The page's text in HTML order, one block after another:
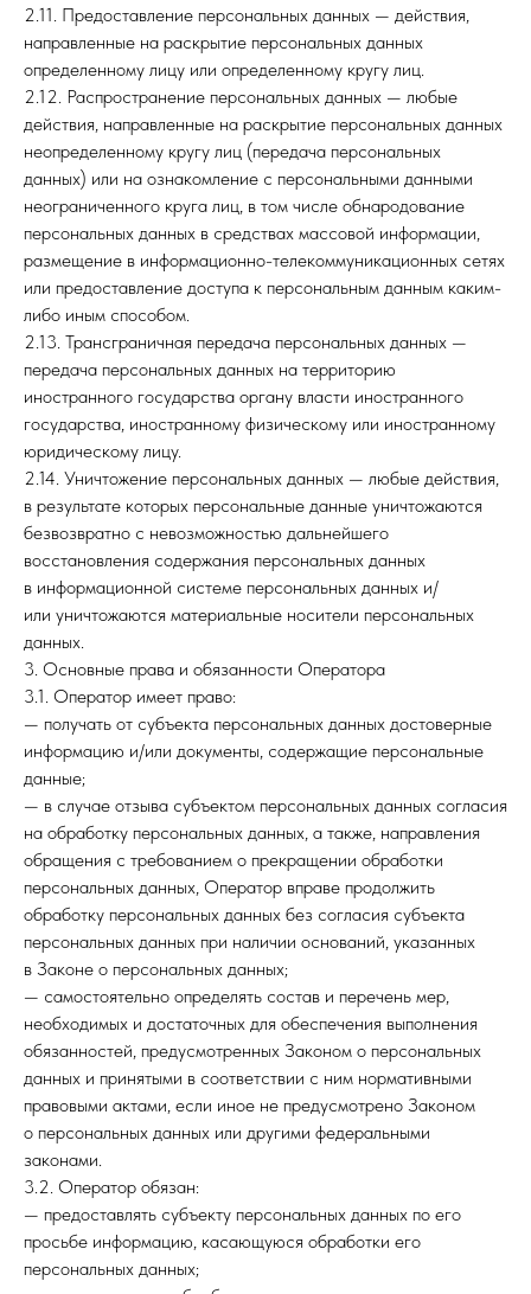
2.11. Предоставление персональных данных — действия,
направленные на раскрытие персональных данных
определенному лицу или определенному кругу лиц.
2.12. Распространение персональных данных — любые
действия, направленные на раскрытие персональных данных
неопределенному кругу лиц (передача персональных
данных) или на ознакомление с персональными данными
неограниченного круга лиц, в том числе обнародование
персональных данных в средствах массовой информации,
размещение в информационно-телекоммуникационных сетях
или предоставление доступа к персональным данным каким-
либо иным способом.
2.13. Трансграничная передача персональных данных —
передача персональных данных на территорию
иностранного государства органу власти иностранного
государства, иностранному физическому или иностранному
юридическому лицу.
2.14. Уничтожение персональных данных — любые действия,
в результате которых персональные данные уничтожаются
безвозвратно с невозможностью дальнейшего
восстановления содержания персональных данных
в информационной системе персональных данных и/
или уничтожаются материальные носители персональных
данных.
3. Основные права и обязанности Оператора
3.1. Оператор имеет право:
— получать от субъекта персональных данных достоверные
информацию и/или документы, содержащие персональные
данные;
— в случае отзыва субъектом персональных данных согласия
на обработку персональных данных, а также, направления
обращения с требованием о прекращении обработки
персональных данных, Оператор вправе продолжить
обработку персональных данных без согласия субъекта
персональных данных при наличии оснований, указанных
в Законе о персональных данных;
— самостоятельно определять состав и перечень мер,
необходимых и достаточных для обеспечения выполнения
обязанностей, предусмотренных Законом о персональных
данных и принятыми в соответствии с ним нормативными
правовыми актами, если иное не предусмотрено Законом
о персональных данных или другими федеральными
законами.
3.2. Оператор обязан:
— предоставлять субъекту персональных данных по его
просьбе информацию, касающуюся обработки его
персональных данных;